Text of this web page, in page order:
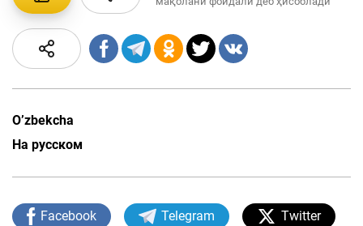
O’zbekcha
На русском
Facebook Telegram Twitter